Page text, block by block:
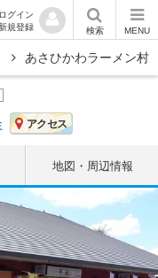
ログイン
規登録
検索 MENU
あさひかわラーメン村
アクセス
地図・周辺情報